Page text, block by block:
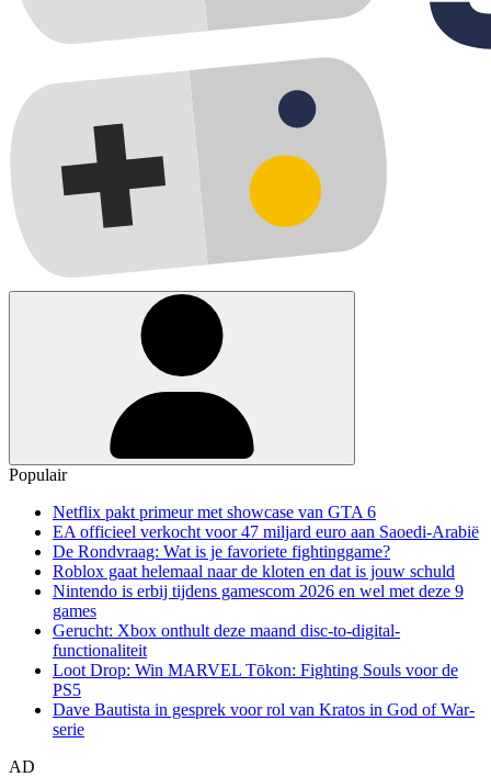
Populair
Netflix pakt primeur met showcase van GTA 6
EA officieel verkocht voor 47 miljard euro aan Saoedi-Arabië
De Rondvraag: Wat is je favoriete fightinggame?
Roblox gaat helemaal naar de kloten en dat is jouw schuld
Nintendo is erbij tijdens gamescom 2026 en wel met deze 9
games
Gerucht: Xbox onthult deze maand disc-to-digital-
functionaliteit
Loot Drop: Win MARVEL Tōkon: Fighting Souls voor de
PS5
Dave Bautista in gesprek voor rol van Kratos in God of War-
serie
AD